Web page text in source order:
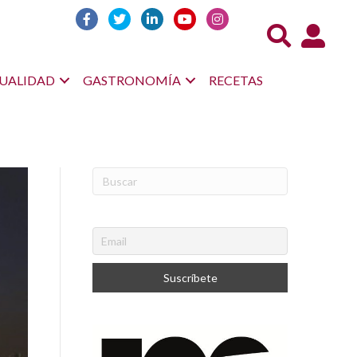
Acceso
GASTRONOMÍA RECETAS